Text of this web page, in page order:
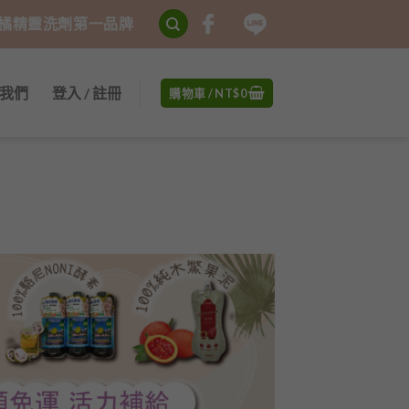
精靈洗劑第一品牌
們 登入 / 註冊 購物車 /NT$0